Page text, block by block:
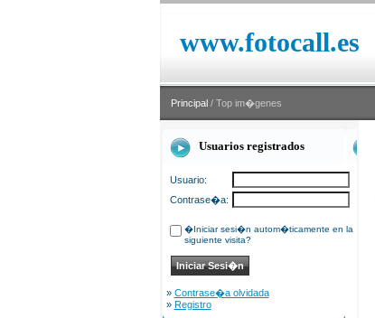
www.fotocall.es
Principal / Top im�genes
Usuarios registrados
Usuario:
Contrase�a:
�Iniciar sesi�n autom�ticamente en la
siguiente visita?
» Contrase�a olvidada
» Registro